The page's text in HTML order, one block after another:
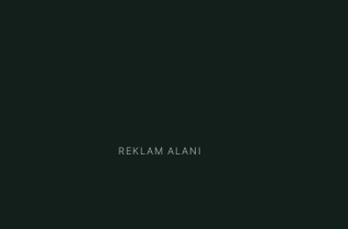
REKLAM ALANI